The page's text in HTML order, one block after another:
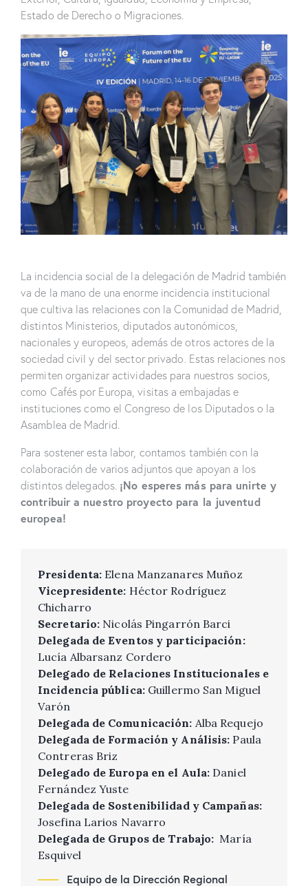
Estado de Derecho o Migraciones.
La incidencia social de la delegación de Madrid también
va de la mano de una enorme incidencia institucional
que cultiva las relaciones con la Comunidad de Madrid,
distintos Ministerios, diputados autonómicos,
nacionales y europeos, además de otros actores de la
sociedad civil y del sector privado. Estas relaciones nos
permiten organizar actividades para nuestros socios,
como Cafés por Europa, visitas a embajadas e
instituciones como el Congreso de los Diputados o la
Asamblea de Madrid.
Para sostener esta labor, contamos también con la
colaboración de varios adjuntos que apoyan a los
distintos delegados. ¡No esperes más para unirte y
contribuir a nuestro proyecto para la juventud
europea!
Presidenta: Elena Manzanares Muñoz
Vicepresidente: Héctor Rodríguez
Chicharro
Secretario: Nicolás Pingarrón Barci
Delegada de Eventos y participación:
Lucía Albarsanz Cordero
Delegado de Relaciones Institucionales e
Incidencia pública: Guillermo San Miguel
Varón
Delegada de Comunicación: Alba Requejo
Delegada de Formación y Análisis: Paula
Contreras Briz
Delegado de Europa en el Aula: Daniel
Fernández Yuste
Delegada de Sostenibilidad y Campañas:
Josefina Larios Navarro
Delegada de Grupos de Trabajo: María
Esquivel
Equipo de la Dirección Regional